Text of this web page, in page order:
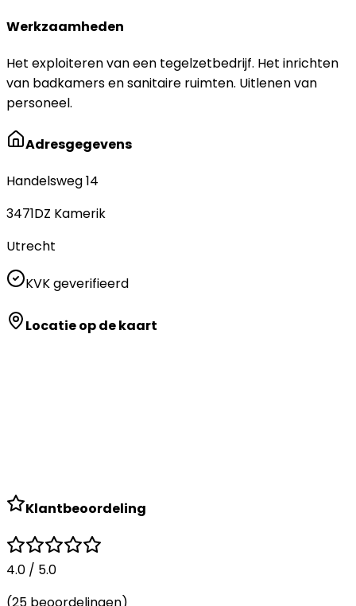
Werkzaamheden
Het exploiteren van een tegelzetbedrijf. Het inrichten
van badkamers en sanitaire ruimten. Uitlenen van
personeel.
Adresgegevens
Handelsweg 14
3471DZ Kamerik
Utrecht
KVK geverifieerd
Locatie op de kaart
Klantbeoordeling
4.0 / 5.0